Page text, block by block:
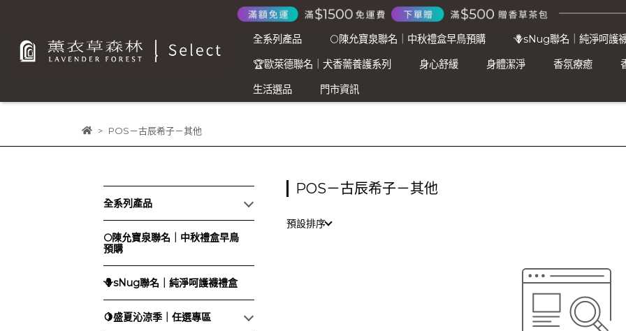
全系列產品 🌕陳允寶泉聯名｜中秋禮盒早鳥預購
🪻sNug聯名｜純淨呵護
🏆歐萊德聯名｜犬香薷養護系列
身心舒緩 身體潔淨 香氛療癒
生活選品
門市資訊
POS－古辰希子－其他
全系列產品
🌕陳允寶泉聯名｜中秋禮盒早鳥
預購
🪻sNug聯名｜純淨呵護襪禮盒
🍋盛夏沁涼季｜任選專區
POS－古辰希子－其他
預設排序